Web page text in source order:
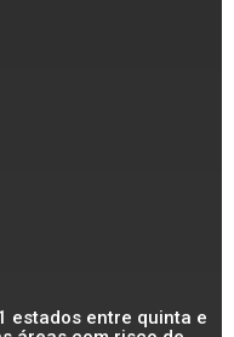
estados entre quinta e